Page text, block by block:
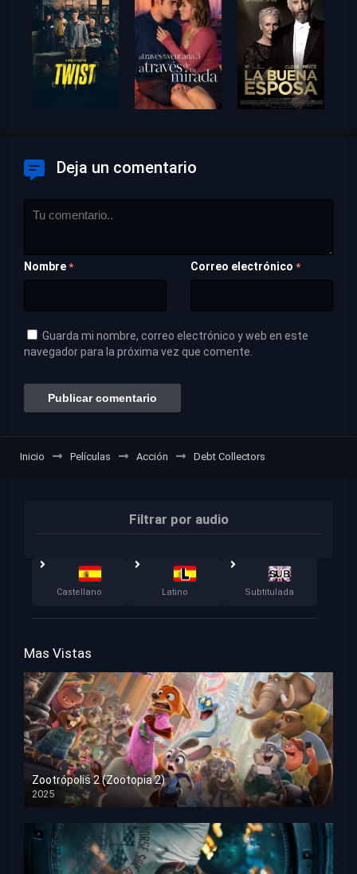
Deja un comentario
Nombre * Correo electrónico *
Guarda mi nombre, correo electrónico y web en este
navegador para la próxima vez que comente.
Inicio Películas Acción Debt Collectors
Filtrar por audio
Castellano Latino Subtitulada
Mas Vistas
Zootrópolis 2 (Zootopia 2)
2025
HD 1080p